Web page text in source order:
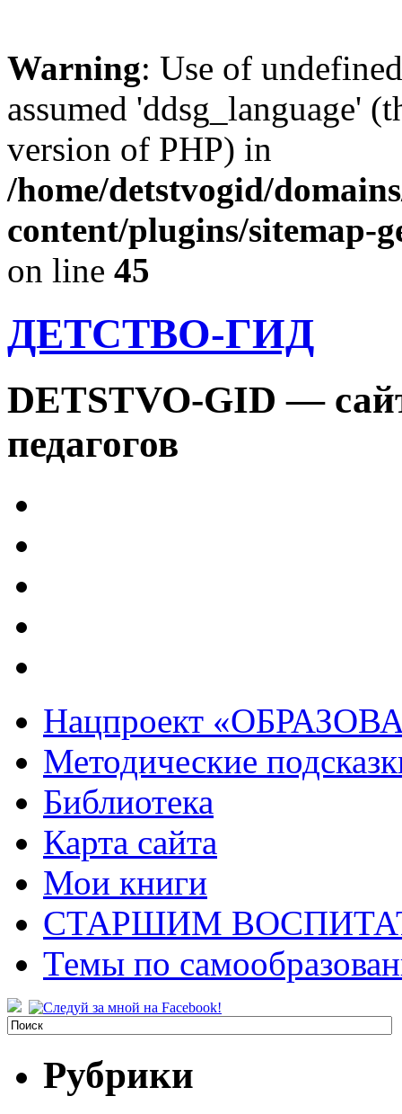
Warning: Use of
assumed 'ddsg_language'
version of PHP) in
/home/detstvogid/
content/plugins/sitemap-
on line 45
ДЕТСТВО-ГИД
DETSTVO-GID —
педагогов
Нацпроект
Методические
Библиотека
Карта сайта
Мои книги
СТАРШИМ
Темы по
Рубрики